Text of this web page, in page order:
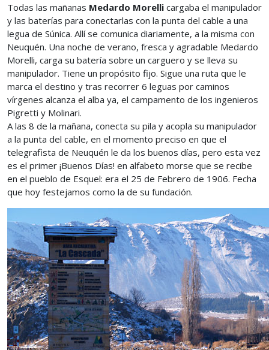
Todas las mañanas Medardo Morelli cargaba el manipulador
y las baterías para conectarlas con la punta del cable a una
legua de Súnica. Allí se comunica diariamente, a la misma con
Neuquén. Una noche de verano, fresca y agradable Medardo
Morelli, carga su batería sobre un carguero y se lleva su
manipulador. Tiene un propósito fijo. Sigue una ruta que le
marca el destino y tras recorrer 6 leguas por caminos
vírgenes alcanza el alba ya, el campamento de los ingenieros
Pigretti y Molinari.
A las 8 de la mañana, conecta su pila y acopla su manipulador
a la punta del cable, en el momento preciso en que el
telegrafista de Neuquén le da los buenos días, pero esta vez
es el primer ¡Buenos Días! en alfabeto morse que se recibe
en el pueblo de Esquel: era el 25 de Febrero de 1906. Fecha
que hoy festejamos como la de su fundación.